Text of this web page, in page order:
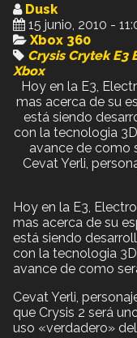
Dusk
15 junio, 2010 -
Xbox 360
Crysis Crytek E3
Xbox
Hoy en la E3,
mas acerca de su
está siendo
con la tecnologia
avance de como
Cevat Yerli,
Hoy en la E3,
mas acerca de su
está siendo
con la tecnologia
avance de como
Cevat Yerli,
que Crysis 2 será
uso «verdadero»